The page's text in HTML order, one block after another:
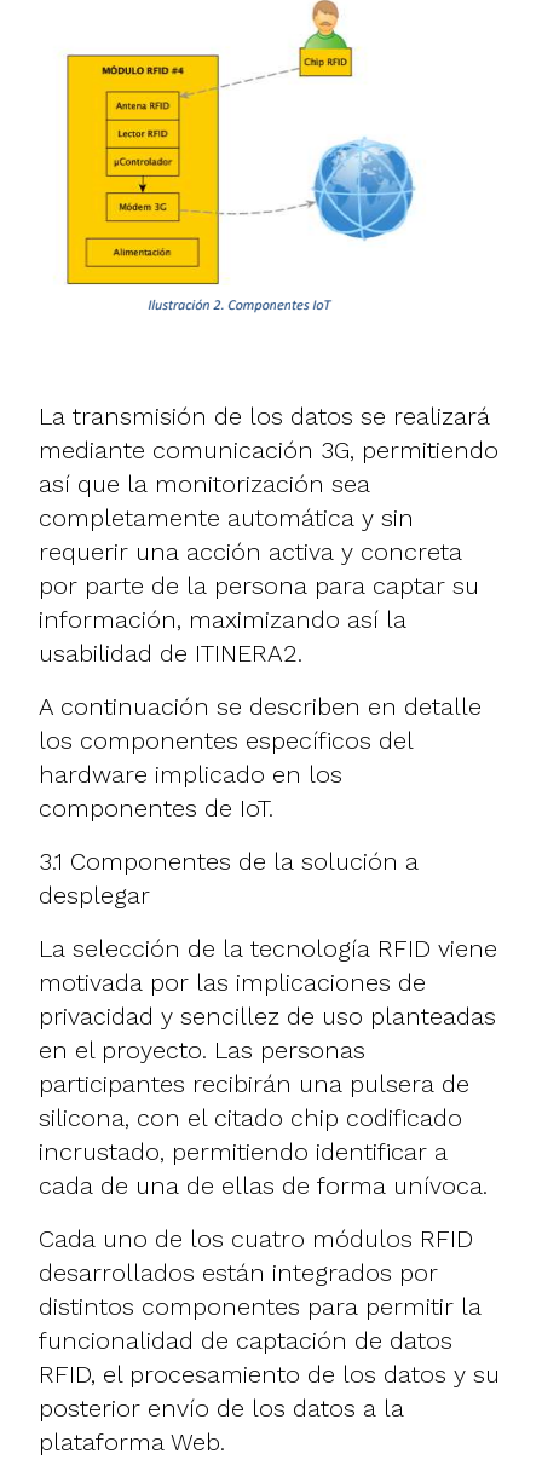
La transmisión de los datos se realizará
mediante comunicación 3G, permitiendo
así que la monitorización sea
completamente automática y sin
requerir una acción activa y concreta
por parte de la persona para captar su
información, maximizando así la
usabilidad de ITINERA2.
A continuación se describen en detalle
los componentes específicos del
hardware implicado en los
componentes de IoT.
3.1 Componentes de la solución a
desplegar
La selección de la tecnología RFID viene
motivada por las implicaciones de
privacidad y sencillez de uso planteadas
en el proyecto. Las personas
participantes recibirán una pulsera de
silicona, con el citado chip codificado
incrustado, permitiendo identificar a
cada de una de ellas de forma unívoca.
Cada uno de los cuatro módulos RFID
desarrollados están integrados por
distintos componentes para permitir la
funcionalidad de captación de datos
RFID, el procesamiento de los datos y su
posterior envío de los datos a la
plataforma Web.